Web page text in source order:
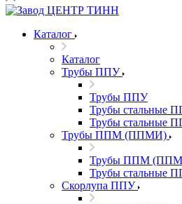
Каталог
Каталог
Трубы ППУ
Трубы ППУ
Трубы стальные
Трубы стальные
Трубы ППМ (ППМИ)
Трубы ППМ
Трубы стальные
Скорлупа ППУ